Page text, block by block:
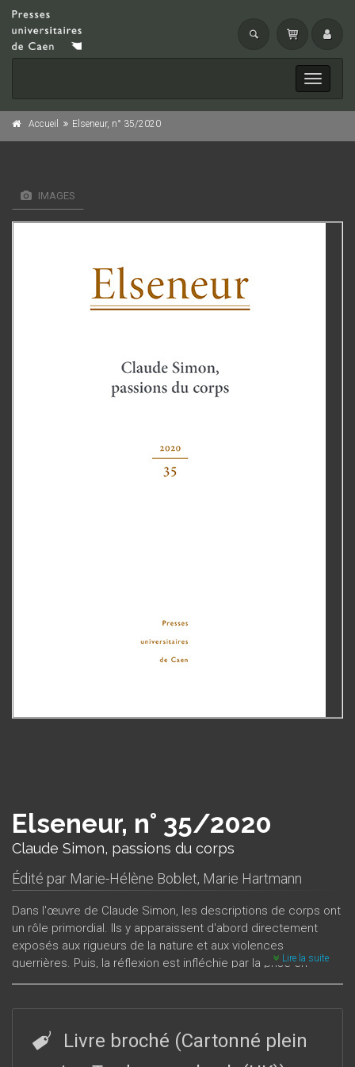
Toggle
Accueil Elseneur, n° 35/2020
IMAGES
Elseneur, n° 35/2020
Claude Simon, passions du corps
Édité par Marie-Hélène Boblet, Marie Hartmann
Dans l'œuvre de Claude Simon, les descriptions de corps ont
un rôle primordial. Ils y apparaissent d'abord directement
exposés aux rigueurs de la nature et aux violences
guerrières. Puis, la réflexion est infléchie par la prise en
compte de la place du corps de l’artiste et, en particulier,
donc abordés indirectement comme des objets artistiques
mais encore comme les lieux d’une tension entreeros et
Lire la suite
Livre broché (Cartonné plein